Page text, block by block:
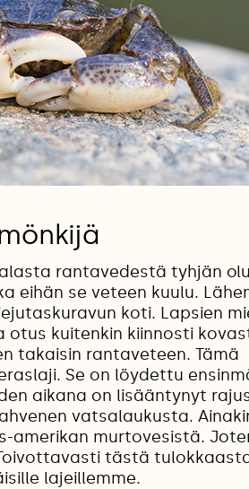
rantavedestä tyhjän
eihän se veteen kuulu.
koti. Lapsien
kuitenkin kiinnosti
takaisin rantaveteen. Tämä
Se on löydettu
aikana on lisääntynyt
vatsalaukusta.
amerikan murtovesistä.
tästä
lajeillemme.